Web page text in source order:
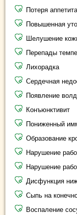
Потеря аппетита
Повышенная
Шелушение
Перепады
Лихорадка
Сердечная
Появление
Конъюнктивит
Пониженный
Образование
Нарушение
Нарушение
Дисфункция
Сыпь на
Воспаление